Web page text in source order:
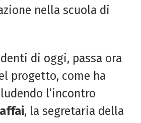
nella scuola di
di oggi, passa ora
progetto, come ha
l’incontro
, la segretaria della